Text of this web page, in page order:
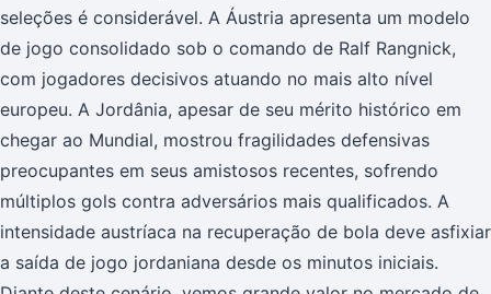
seleções é considerável. A Áustria apresenta um modelo
de jogo consolidado sob o comando de Ralf Rangnick,
com jogadores decisivos atuando no mais alto nível
europeu. A Jordânia, apesar de seu mérito histórico em
chegar ao Mundial, mostrou fragilidades defensivas
preocupantes em seus amistosos recentes, sofrendo
múltiplos gols contra adversários mais qualificados. A
intensidade austríaca na recuperação de bola deve asfixiar
a saída de jogo jordaniana desde os minutos iniciais.